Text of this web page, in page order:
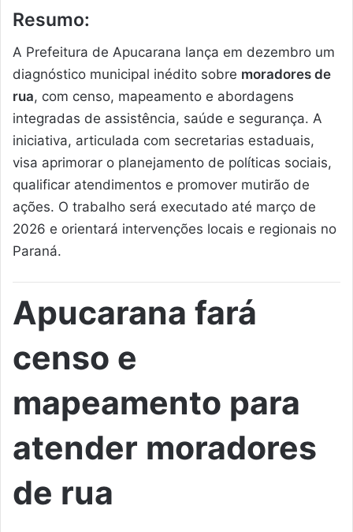
Resumo:
A Prefeitura de Apucarana lança em dezembro um
diagnóstico municipal inédito sobre moradores de
rua, com censo, mapeamento e abordagens
integradas de assistência, saúde e segurança. A
iniciativa, articulada com secretarias estaduais,
visa aprimorar o planejamento de políticas sociais,
qualificar atendimentos e promover mutirão de
ações. O trabalho será executado até março de
2026 e orientará intervenções locais e regionais no
Paraná.
Apucarana fará
censo e
mapeamento para
atender moradores
de rua